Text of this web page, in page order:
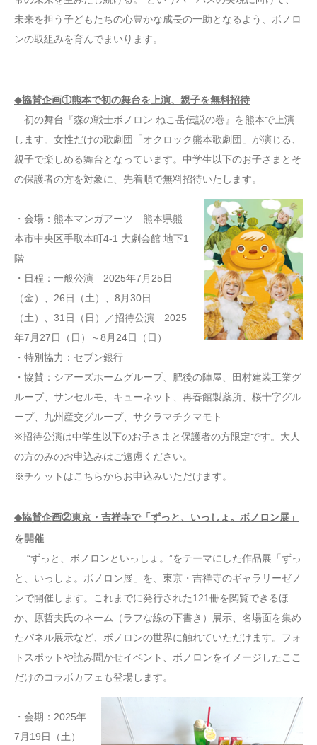
未来を担う子どもたちの心豊かな成長の一助となるよう、ボノロ
ンの取組みを育んでまいります。
◆協賛企画①熊本で初の舞台を上演、親子を無料招待
初の舞台『森の戦士ボノロン ねこ岳伝説の巻』を熊本で上演
します。女性だけの歌劇団「オクロック熊本歌劇団」が演じる、
親子で楽しめる舞台となっています。中学生以下のお子さまとそ
の保護者の方を対象に、先着順で無料招待いたします。
・会場：熊本マンガアーツ 熊本県熊
本市中央区手取本町4-1 大劇会館 地下1
階
・日程：一般公演 2025年7月25日
（金）、26日（土）、8月30日
（土）、31日（日）／招待公演 2025
年7月27日（日）～8月24日（日）
・特別協力：セブン銀行
・協賛：シアーズホームグループ、肥後の陣屋、田村建装工業グ
ループ、サンセルモ、キューネット、再春館製薬所、桜十字グル
ープ、九州産交グループ、サクラマチクマモト
※招待公演は中学生以下のお子さまと保護者の方限定です。大人
の方のみのお申込みはご遠慮ください。
※チケットはこちらからお申込みいただけます。
◆協賛企画②東京・吉祥寺で「ずっと、いっしょ。ボノロン展」
を開催
“ずっと、ボノロンといっしょ。”をテーマにした作品展「ずっ
と、いっしょ。ボノロン展」を、東京・吉祥寺のギャラリーゼノ
ンで開催します。これまでに発行された121冊を閲覧できるほ
か、原哲夫氏のネーム（ラフな線の下書き）展示、名場面を集め
たパネル展示など、ボノロンの世界に触れていただけます。フォ
トスポットや読み聞かせイベント、ボノロンをイメージしたここ
だけのコラボカフェも登場します。
・会期：2025年
7月19日（土）